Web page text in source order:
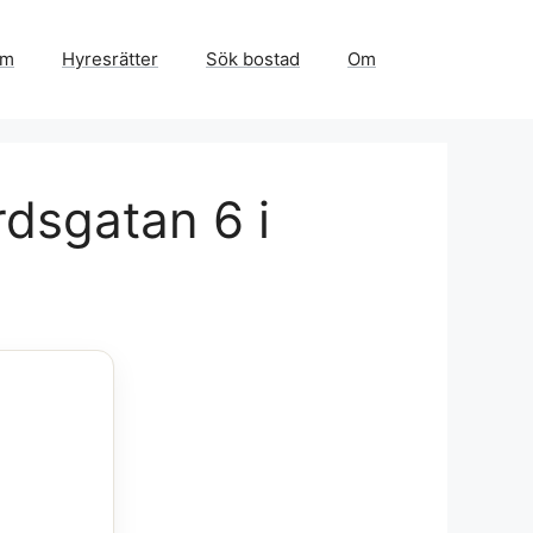
Hyresrätter Sök bostad Om
6 i